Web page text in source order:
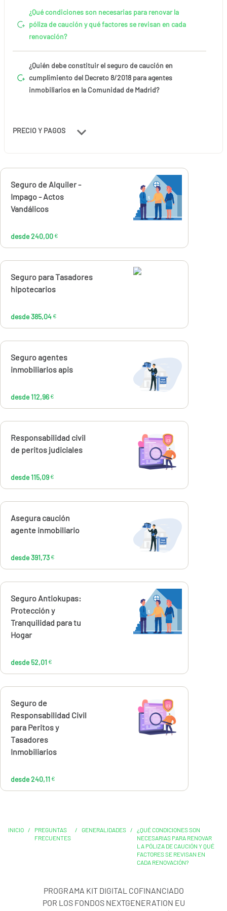
¿Qué condiciones son necesarias para renovar la
póliza de caución y qué factores se revisan en cada
renovación?
¿Quién debe constituir el seguro de caución en
cumplimiento del Decreto 8/2018 para agentes
inmobiliarios en la Comunidad de Madrid?
PRECIO Y PAGOS
Calcúlalo ahora
Seguro de Alquiler -
Impago - Actos
Vandálicos
desde 240,00 €
240,00€
Calcúlalo ahora
Seguro para Tasadores
hipotecarios
desde 385,04 €
Calcúlalo ahora
Seguro agentes
inmobiliarios apis
desde 112,96 €
112,96€
Calcúlalo ahora
Responsabilidad civil
de peritos judiciales
desde 115,09 €
115,09€
Calcúlalo ahora
Asegura caución
agente inmobiliario
desde 391,73 €
391,73€
Calcúlalo ahora
Seguro Antiokupas:
Protección y
Tranquilidad para tu
Hogar
desde 52,01 €
52,01 €
Calcúlalo ahora
Seguro de
Responsabilidad Civil
para Peritos y
Tasadores
Inmobiliarios
desde 240,11 €
240,11€
INICIO /
PREGUNTAS
FRECUENTES
/ GENERALIDADES /
¿QUÉ CONDICIONES SON
NECESARIAS PARA RENOVAR
LA PÓLIZA DE CAUCIÓN Y QUÉ
FACTORES SE REVISAN EN
CADA RENOVACIÓN?
PROGRAMA KIT DIGITAL COFINANCIADO
POR LOS FONDOS NEXTGENERATION EU